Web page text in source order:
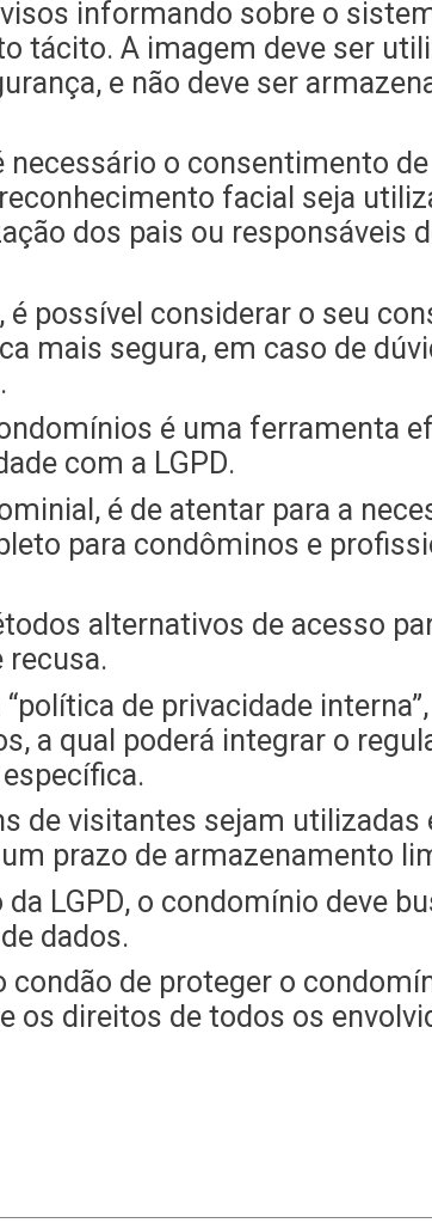
informando sobre o
tácito. A imagem deve ser
e não deve ser
necessário o consentimento
facial seja
dos pais ou responsáveis
é possível considerar o seu
mais segura, em caso de
é uma ferramenta
com a LGPD.
é de atentar para a
para condôminos e
alternativos de acesso
recusa.
de privacidade
a qual poderá integrar o
de visitantes sejam utilizadas
prazo de armazenamento
LGPD, o condomínio deve
dados.
de proteger o
os direitos de todos os